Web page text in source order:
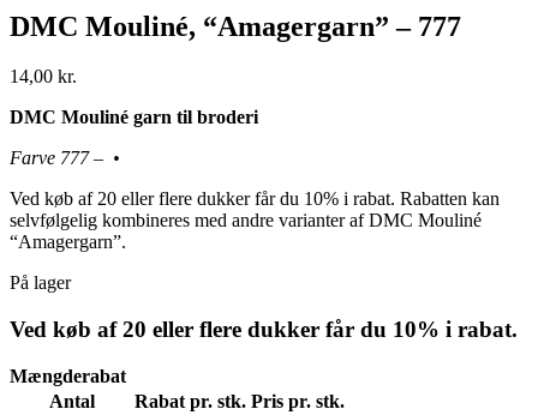
DMC Mouliné, “Amagergarn” – 777
14,00 kr.
DMC Mouliné garn til broderi
Farve 777 – •
Ved køb af 20 eller flere dukker får du 10% i rabat. Rabatten kan
selvfølgelig kombineres med andre varianter af DMC Mouliné
“Amagergarn”.
På lager
Ved køb af 20 eller flere dukker får du 10% i rabat.
Mængderabat
Antal
Rabat pr. stk. Pris pr. stk.